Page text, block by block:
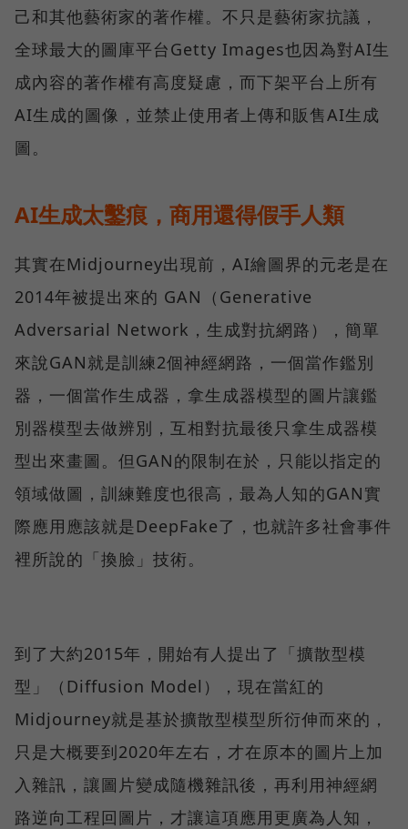
己和其他藝術家的著作權。不只是藝術家抗議，
全球最大的圖庫平台Getty Images也因為對AI生
成內容的著作權有高度疑慮，而下架平台上所有
AI生成的圖像，並禁止使用者上傳和販售AI生成
圖。
AI生成太鑿痕，商用還得假手人類
其實在Midjourney出現前，AI繪圖界的元老是在
2014年被提出來的 GAN（Generative
Adversarial Network，生成對抗網路），簡單
來說GAN就是訓練2個神經網路，一個當作鑑別
器，一個當作生成器，拿生成器模型的圖片讓鑑
別器模型去做辨別，互相對抗最後只拿生成器模
型出來畫圖。但GAN的限制在於，只能以指定的
領域做圖，訓練難度也很高，最為人知的GAN實
際應用應該就是DeepFake了，也就許多社會事件
裡所說的「換臉」技術。
到了大約2015年，開始有人提出了「擴散型模
型」（Diffusion Model），現在當紅的
Midjourney就是基於擴散型模型所衍伸而來的，
只是大概要到2020年左右，才在原本的圖片上加
入雜訊，讓圖片變成隨機雜訊後，再利用神經網
路逆向工程回圖片，才讓這項應用更廣為人知，